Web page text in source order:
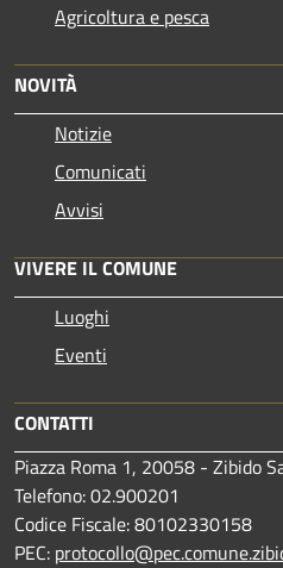
Agricoltura e pesca
NOVITÀ
Notizie
Comunicati
Avvisi
VIVERE IL COMUNE
Luoghi
Eventi
CONTATTI
Piazza Roma 1, 20058 - Zibido
Telefono: 02.900201
Codice Fiscale: 80102330158
PEC: